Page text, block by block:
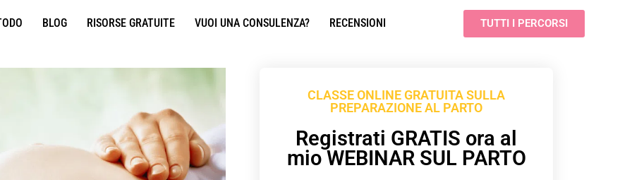
BLOG RISORSE GRATUITE VUOI UNA CONSULENZA? RECENSIONI TUTTI I PERCORSI
CLASSE ONLINE GRATUITA SULLA
PREPARAZIONE AL PARTO
Registrati GRATIS ora al
mio WEBINAR SUL PARTO